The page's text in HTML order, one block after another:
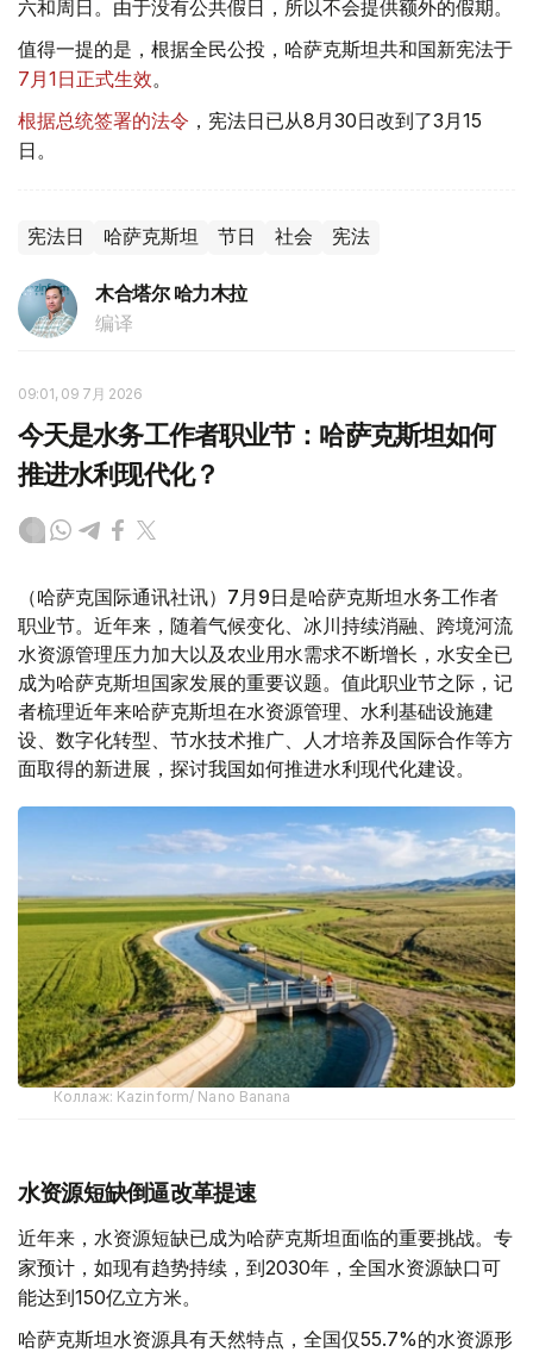
六和周日。由于没有公共假日，所以不会提供额外的假期。
值得一提的是，根据全民公投，哈萨克斯坦共和国新宪法于
7月1日正式生效。
根据总统签署的法令 ，宪法日已从8月30日改到了3月15
日。
宪法日 哈萨克斯坦 节日 社会 宪法
木合塔尔 哈力木拉
编译
09:01, 09 7月 2026
今天是水务工作者职业节：哈萨克斯坦如何
推进水利现代化？
（哈萨克国际通讯社讯）7月9日是哈萨克斯坦水务工作者
职业节。近年来，随着气候变化、冰川持续消融、跨境河流
水资源管理压力加大以及农业用水需求不断增长，水安全已
成为哈萨克斯坦国家发展的重要议题。值此职业节之际，记
者梳理近年来哈萨克斯坦在水资源管理、水利基础设施建
设、数字化转型、节水技术推广、人才培养及国际合作等方
面取得的新进展，探讨我国如何推进水利现代化建设。
Коллаж: Kazinform/ Nano Banana
水资源短缺倒逼改革提速
近年来，水资源短缺已成为哈萨克斯坦面临的重要挑战。专
家预计，如现有趋势持续，到2030年，全国水资源缺口可
能达到150亿立方米。
哈萨克斯坦水资源具有天然特点，全国仅55.7%的水资源形